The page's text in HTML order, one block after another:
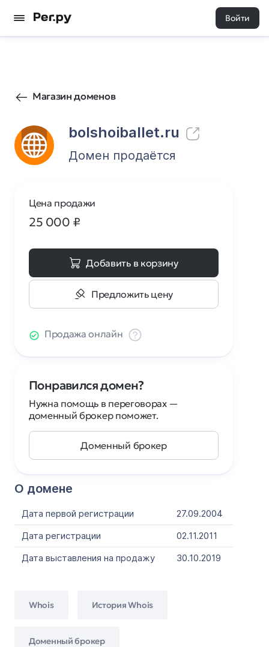
Войти
Магазин доменов
bolshoiballet.ru
1141 0
Домен продаётся
О домене
Дата первой регистрации
27.09.2004
Дата регистрации
02.11.2011
Дата выставления на продажу
30.10.2019
Whois История Whois
Доменный брокер
Цена продажи
25 000 ₽
Добавить в корзину
Предложить цену
Продажа онлайн
Понравился домен?
Нужна помощь в переговорах —
доменный брокер поможет.
Доменный брокер